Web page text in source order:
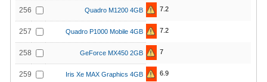
256 Quadro M1200 4GB 7.2
257 Quadro P1000 Mobile 4GB 7.2
258 GeForce MX450 2GB 7
259 Iris Xe MAX Graphics 4GB 6.9